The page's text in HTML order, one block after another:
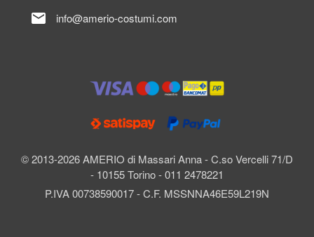
© 2013-2026 AMERIO di Massari Anna - C.so Vercelli 71/D
- 10155 Torino - 011 2478221
P.IVA 00738590017 - C.F. MSSNNA46E59L219N
mail info@amerio-costumi.com